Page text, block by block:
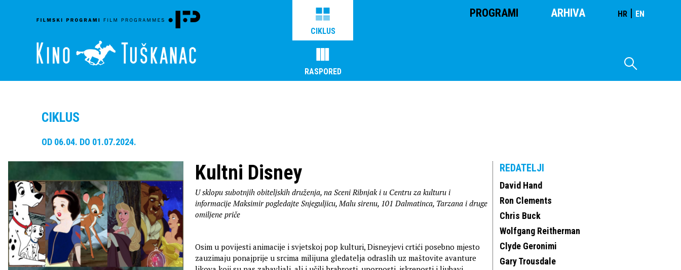
PROGRAMI ARHIVA HR | EN
CIKLUS
RASPORED
CIKLUS
OD 06.04. DO 01.07.2024.
Kultni Disney
U sklopu subotnjih obiteljskih druženja, na Sceni Ribnjak i u Centru za kulturu i
informacije Maksimir pogledajte Snjeguljicu, Malu sirenu, 101 Dalmatinca, Tarzana i druge
omiljene priče
Osim u povijesti animacije i svjetskoj pop kulturi, Disneyjevi crtići posebno mjesto
zauzimaju ponajprije u srcima milijuna gledatelja odraslih uz maštovite avanture
REDATELJI
David Hand
Ron Clements
Chris Buck
Wolfgang Reitherman
Clyde Geronimi
Gary Trousdale